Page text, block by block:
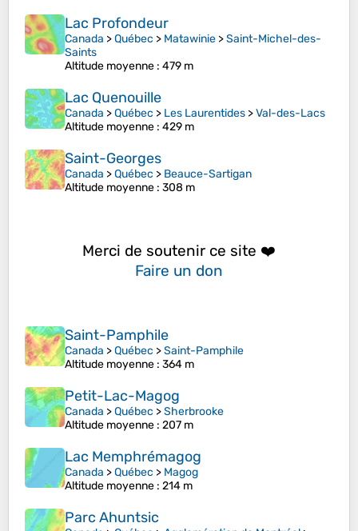
Lac Profondeur
Canada >Québec > Matawinie >Saint-Michel-des-
Saints
Altitude moyenne : 479 m
Lac Quenouille
Canada >Québec > Les Laurentides >Val-des-Lacs
Altitude moyenne : 429 m
Saint-Georges
Canada >Québec > Beauce-Sartigan
Altitude moyenne : 308 m
Merci de soutenir ce site ❤️
Faire un don
Saint-Pamphile
Canada >Québec >Saint-Pamphile
Altitude moyenne : 364 m
Petit-Lac-Magog
Canada >Québec >Sherbrooke
Altitude moyenne : 207 m
Lac Memphrémagog
Canada >Québec > Magog
Altitude moyenne : 214 m
Parc Ahuntsic